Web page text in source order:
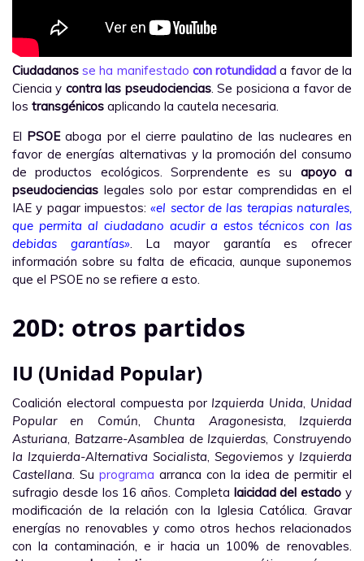
Ciudadanos se ha manifestado con rotundidad a favor de la
Ciencia y contra las pseudociencias. Se posiciona a favor de
los transgénicos aplicando la cautela necesaria.
El PSOEaboga por el cierre paulatino de las nucleares en
favor de energías alternativas y la promoción del consumo
de productos ecológicos. Sorprendente es su apoyo a
pseudociencias legales solo por estar comprendidas en el
IAE y pagar impuestos:«el sector de las terapias naturales,
que permita al ciudadano acudir a estos técnicos con las
debidas garantías». La mayor garantía es ofrecer
información sobre su falta de eficacia, aunque suponemos
que el PSOE no se refiere a esto.
20D: otros partidos
IU (Unidad Popular)
Coalición electoral compuesta por Izquierda Unida, Unidad
Popular en Común, Chunta Aragonesista, Izquierda
Asturiana, Batzarre-Asamblea de Izquierdas, Construyendo
la Izquierda-Alternativa Socialista, Segoviemos y Izquierda
Castellana. Su programa arranca con la idea de permitir el
sufragio desde los 16 años. Completa laicidad del estado y
modificación de la relación con la Iglesia Católica. Gravar
energías no renovables y como otros hechos relacionados
con la contaminación, e ir hacia un 100% de renovables.